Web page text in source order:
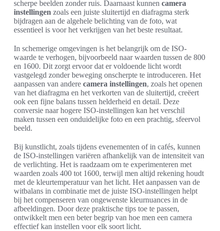
scherpe beelden zonder ruis. Daarnaast kunnen camera
instellingen zoals een juiste sluitertijd en diafragma sterk
bijdragen aan de algehele belichting van de foto, wat
essentieel is voor het verkrijgen van het beste resultaat.
In schemerige omgevingen is het belangrijk om de ISO-
waarde te verhogen, bijvoorbeeld naar waarden tussen de 800
en 1600. Dit zorgt ervoor dat er voldoende licht wordt
vastgelegd zonder beweging onscherpte te introduceren. Het
aanpassen van andere camera instellingen, zoals het openen
van het diafragma en het verkorten van de sluitertijd, creëert
ook een fijne balans tussen helderheid en detail. Deze
conversie naar hogere ISO-instellingen kan het verschil
maken tussen een onduidelijke foto en een prachtig, sfeervol
beeld.
Bij kunstlicht, zoals tijdens evenementen of in cafés, kunnen
de ISO-instellingen variëren afhankelijk van de intensiteit van
de verlichting. Het is raadzaam om te experimenteren met
waarden zoals 400 tot 1600, terwijl men altijd rekening houdt
met de kleurtemperatuur van het licht. Het aanpassen van de
witbalans in combinatie met de juiste ISO-instellingen helpt
bij het compenseren van ongewenste kleurnuances in de
afbeeldingen. Door deze praktische tips toe te passen,
ontwikkelt men een beter begrip van hoe men een camera
effectief kan instellen voor elk soort licht.